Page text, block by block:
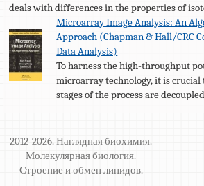
deals with differences in the properties of
Microarray Image Analysis: An
Approach (Chapman & Hall/CRC
Data Analysis)
To harness the high-throughput
microarray technology, it is crucial
stages of the process are
2012-2026. Наглядная биохимия.
Молекулярная биология.
Строение и обмен липидов.